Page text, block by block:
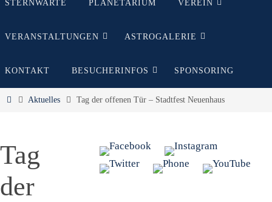
Inhalt
STERNWARTE PLANETARIUM VEREIN
VERANSTALTUNGEN ASTROGALERIE
KONTAKT BESUCHERINFOS SPONSORING
StartAktuelles Tag der offenen Tür – Stadtfest Neuenhaus
Tag
der